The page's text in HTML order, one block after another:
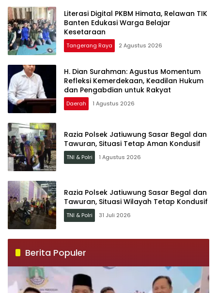
Literasi Digital PKBM Himata, Relawan TIK
Banten Edukasi Warga Belajar
Kesetaraan
Tangerang Raya 2 Agustus 2026
H. Dian Surahman: Agustus Momentum
Refleksi Kemerdekaan, Keadilan Hukum
dan Pengabdian untuk Rakyat
Daerah 1 Agustus 2026
Razia Polsek Jatiuwung Sasar Begal dan
Tawuran, Situasi Tetap Aman Kondusif
TNI & Polri 1 Agustus 2026
Razia Polsek Jatiuwung Sasar Begal dan
Tawuran, Situasi Wilayah Tetap Kondusif
TNI & Polri 31 Juli 2026
Berita Populer